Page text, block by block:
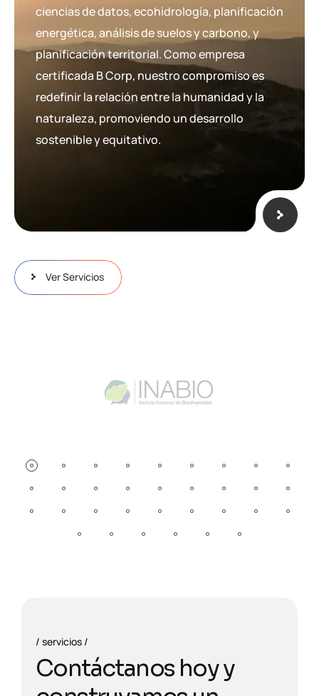
ciencias de datos, ecohidrología, planificación
energética, análisis de suelos y carbono, y
planificación territorial.Como empresa
certificada B Corp, nuestro compromiso es
redefinir la relación entre la humanidad y la
naturaleza, promoviendo un desarrollo
sostenible y equitativo.
Ver Servicios
servicios
Contáctanos hoyy